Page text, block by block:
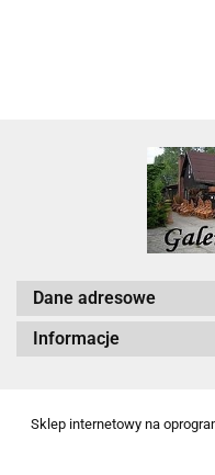
Dane adresowe
Informacje
Sklep internetowy na